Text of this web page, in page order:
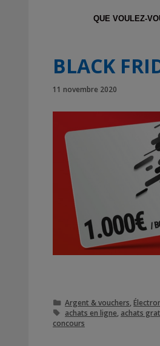
QUE VOULEZ-
BLACK
11 novembre 2020
Catégories
Argent & vouchers ,
Étiquettes
achats en ligne achats
concours